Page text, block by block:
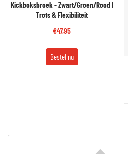
Kickboksbroek - Zwart/Groen/Rood |
Trots & Flexibiliteit
€47,95
Bestel nu